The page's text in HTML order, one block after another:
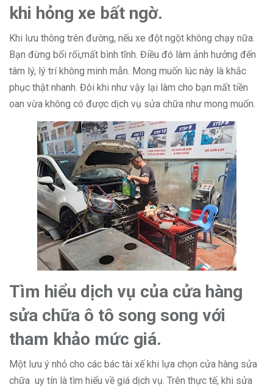
khi hỏng xe bất ngờ.
Khi lưu thông trên đường, nếu xe đột ngột không chạy nữa.
Bạn đừng bối rối,mất bình tĩnh. Điều đó làm ảnh hưởng đến
tâm lý, lý trí không minh mẫn. Mong muốn lúc này là khắc
phục thật nhanh. Đôi khi như vậy lại làm cho bạn mất tiền
oan vừa không có được dịch vụ sửa chữa như mong muốn.
Tìm hiểu dịch vụ của cửa hàng
sửa chữa ô tô song song với
tham khảo mức giá.
Một lưu ý nhỏ cho các bác tài xế khi lựa chọn cửa hàng sửa
chữa uy tín là tìm hiểu về giá dịch vụ. Trên thực tế, khi sửa